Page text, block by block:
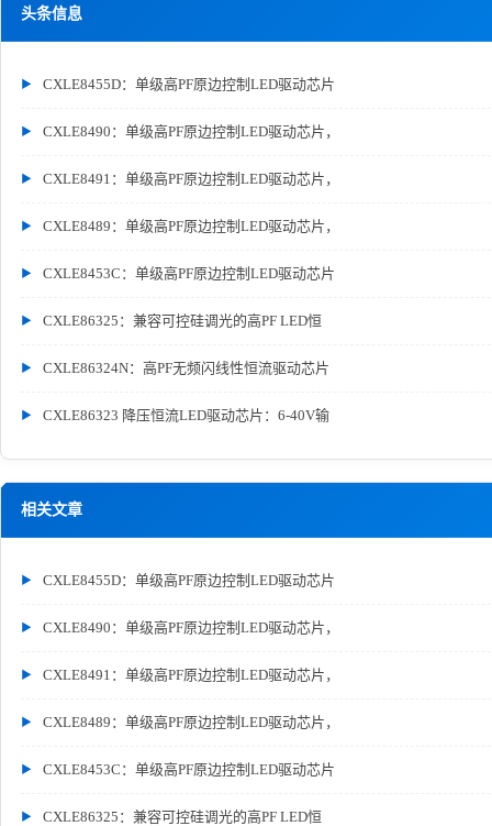
头条信息
CXLE8455D：单级高PF原边控制LED驱动芯片
CXLE8490：单级高PF原边控制LED驱动芯片，
CXLE8491：单级高PF原边控制LED驱动芯片，
CXLE8489：单级高PF原边控制LED驱动芯片，
CXLE8453C：单级高PF原边控制LED驱动芯片
CXLE86325：兼容可控硅调光的高PF LED恒
CXLE86324N：高PF无频闪线性恒流驱动芯片
CXLE86323 降压恒流LED驱动芯片：6-40V输
相关文章
CXLE8455D：单级高PF原边控制LED驱动芯片
CXLE8490：单级高PF原边控制LED驱动芯片，
CXLE8491：单级高PF原边控制LED驱动芯片，
CXLE8489：单级高PF原边控制LED驱动芯片，
CXLE8453C：单级高PF原边控制LED驱动芯片
CXLE86325：兼容可控硅调光的高PF LED恒